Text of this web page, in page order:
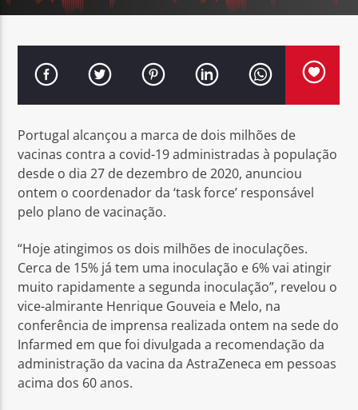
97.1FM E 107.8 FM
Rádio No ar
Portugal alcançou a marca de dois milhões de
vacinas contra a covid-19 administradas à população
desde o dia 27 de dezembro de 2020, anunciou
ontem o coordenador da ‘task force’ responsável
pelo plano de vacinação.
“Hoje atingimos os dois milhões de inoculações.
Cerca de 15% já tem uma inoculação e 6% vai atingir
muito rapidamente a segunda inoculação”, revelou o
vice-almirante Henrique Gouveia e Melo, na
conferência de imprensa realizada ontem na sede do
Infarmed em que foi divulgada a recomendação da
administração da vacina da AstraZeneca em pessoas
acima dos 60 anos.